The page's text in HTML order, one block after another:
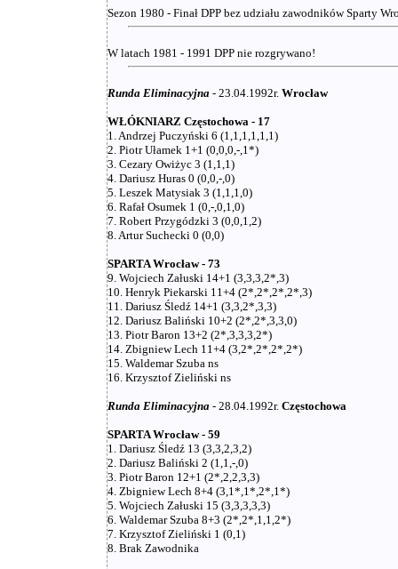
Sezon 1980 - Finał DPP bez udziału zawodników Sparty
W latach 1981 - 1991 DPP nie rozgrywano!
Runda Eliminacyjna - 23.04.1992r. Wrocław
WŁÓKNIARZ Częstochowa - 17
1. Andrzej Puczyński 6 (1,1,1,1,1,1)
2. Piotr Ułamek 1+1 (0,0,0,-,1*)
3. Cezary Owiżyc 3 (1,1,1)
4. Dariusz Huras 0 (0,0,-,0)
5. Leszek Matysiak 3 (1,1,1,0)
6. Rafał Osumek 1 (0,-,0,1,0)
7. Robert Przygódzki 3 (0,0,1,2)
8. Artur Suchecki 0 (0,0)
SPARTA Wrocław - 73
9. Wojciech Załuski 14+1 (3,3,3,2*,3)
10. Henryk Piekarski 11+4 (2*,2*,2*,2*,3)
11. Dariusz Śledź 14+1 (3,3,2*,3,3)
12. Dariusz Baliński 10+2 (2*,2*,3,3,0)
13. Piotr Baron 13+2 (2*,3,3,3,2*)
14. Zbigniew Lech 11+4 (3,2*,2*,2*,2*)
15. Waldemar Szuba ns
16. Krzysztof Zieliński ns
Runda Eliminacyjna - 28.04.1992r. Częstochowa
SPARTA Wrocław - 59
1. Dariusz Śledź 13 (3,3,2,3,2)
2. Dariusz Baliński 2 (1,1,-,0)
3. Piotr Baron 12+1 (2*,2,2,3,3)
4. Zbigniew Lech 8+4 (3,1*,1*,2*,1*)
5. Wojciech Załuski 15 (3,3,3,3,3)
6. Waldemar Szuba 8+3 (2*,2*,1,1,2*)
7. Krzysztof Zieliński 1 (0,1)
8. Brak Zawodnika